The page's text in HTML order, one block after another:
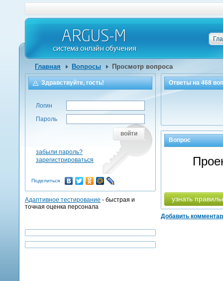
Главная Вопросы Просмотр вопроса
Ответы на468
Вопрос
узнать
Добавить
Здравствуйте, гость!
Логин
Пароль
войти
забыли пароль?
зарегистрироваться
Поделиться
Адаптивное тестирование - быстрая и
точная оценка персонала